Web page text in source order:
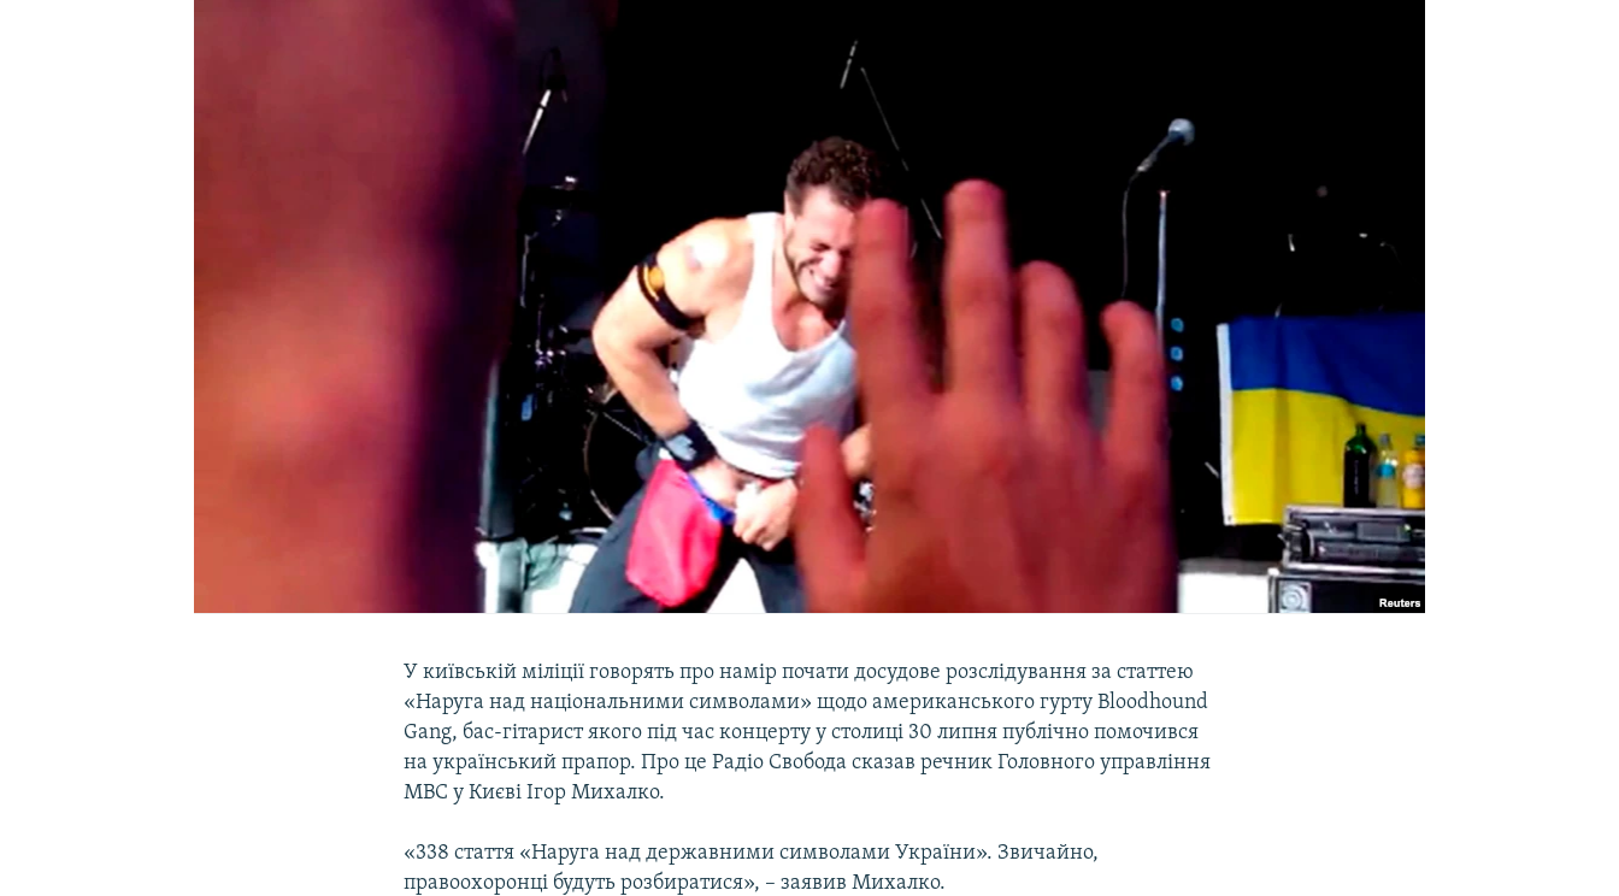
У київській міліції говорять про намір почати досудове розслідування за статтею
«Наруга над національними символами» щодо американського гурту Bloodhound
Gang, бас-гітарист якого під час концерту у столиці 30 липня публічно помочився
на український прапор. Про це Радіо Свобода сказав речник Головного управління
МВС у Києві Ігор Михалко.
«338 стаття «Наруга над державними символами України». Звичайно,
правоохоронці будуть розбиратися», – заявив Михалко.